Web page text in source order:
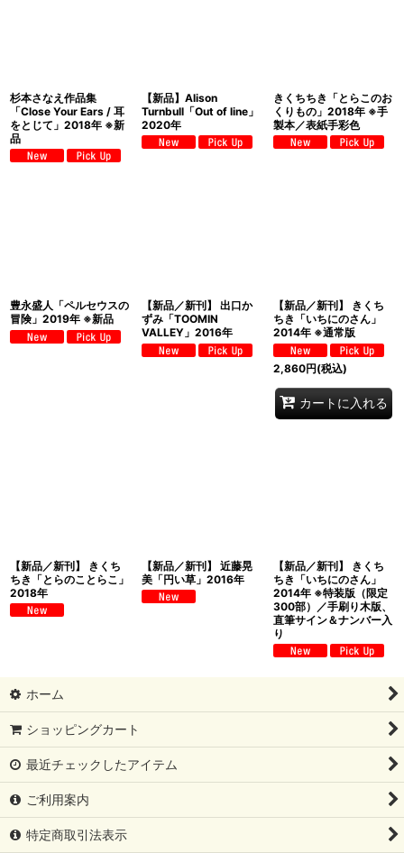
杉本さなえ作品集
「Close Your Ears / 耳
をとじて」2018年 ※新
品
【新品】Alison
Turnbull「Out of line」
2020年
きくちちき「とらこのお
くりもの」2018年 ※手
製本／表紙手彩色
豊永盛人「ペルセウスの
冒険」2019年 ※新品
【新品／新刊】 出口か
ずみ「TOOMIN
VALLEY」2016年
【新品／新刊】 きくち
ちき「いちにのさん」
2014年 ※通常版
2,860円(税込)
カートに入れる
【新品／新刊】 きくち
ちき「とらのことらこ」
2018年
【新品／新刊】 近藤晃
美「円い草」2016年
【新品／新刊】 きくち
ちき「いちにのさん」
2014年 ※特装版（限定
300部）／手刷り木版、
直筆サイン＆ナンバー入
り
ホーム
ショッピングカート
最近チェックしたアイテム
ご利用案内
特定商取引法表示